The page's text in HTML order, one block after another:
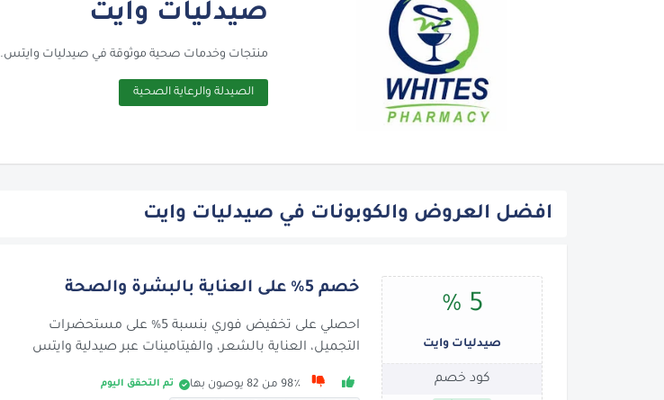
صيدليات وايت
منتجات وخدمات صحية موثوقة في صيدليات وايتس.
الصيدلة والرعاية الصحية
افضل العروض والكوبونات في صيدليات وايت
5 %
صيدليات وايت
كود خصم
خصم 5% على العناية بالبشرة والصحة
احصلي على تخفيض فوري بنسبة 5% على مستحضرات
التجميل، العناية بالشعر، والفيتامينات عبر صيدلية وايتس
98٪ من 82 يوصون بها تم التحقق اليوم